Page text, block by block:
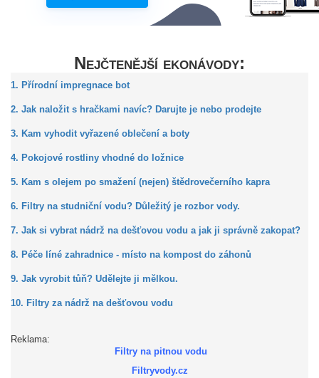
Nejčtenější ekonávody:
1. Přírodní impregnace bot
2. Jak naložit s hračkami navíc? Darujte je nebo prodejte
3. Kam vyhodit vyřazené oblečení a boty
4. Pokojové rostliny vhodné do ložnice
5. Kam s olejem po smažení (nejen) štědrovečerního kapra
6. Filtry na studniční vodu? Důležitý je rozbor vody.
7. Jak si vybrat nádrž na dešťovou vodu a jak ji správně zakopat?
8. Péče líné zahradnice - místo na kompost do záhonů
9. Jak vyrobit tůň? Udělejte ji mělkou.
10. Filtry za nádrž na dešťovou vodu
Reklama:
Filtry na pitnou vodu
Filtryvody.cz